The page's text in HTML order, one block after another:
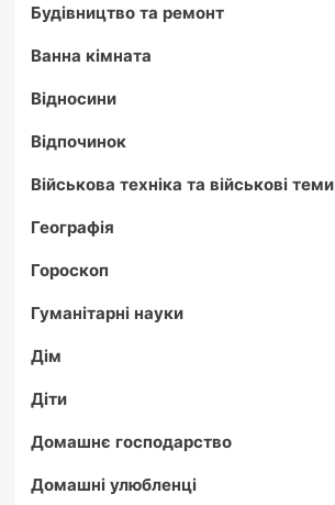
Будівництво та ремонт
Ванна кімната
Відносини
Відпочинок
Військова техніка та військові теми
Географія
Гороскоп
Гуманітарні науки
Дім
Діти
Домашнє господарство
Домашні улюбленці